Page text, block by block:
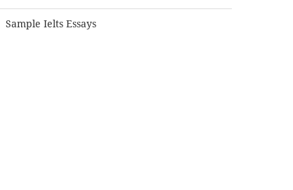
Sample Ielts Essays